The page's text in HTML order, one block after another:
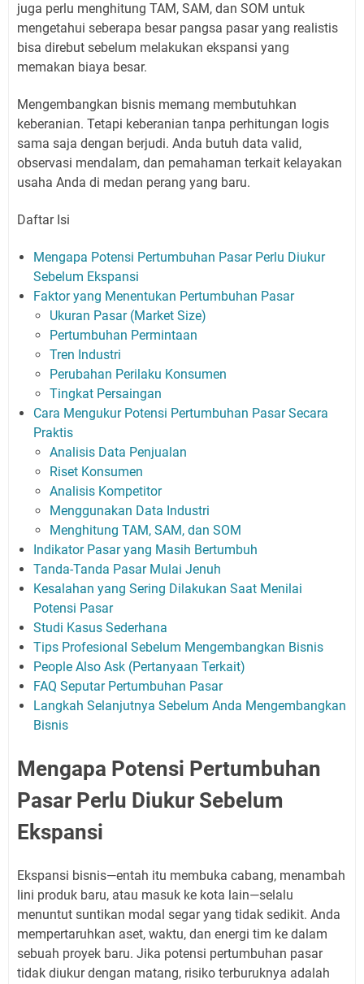
juga perlu menghitung TAM, SAM, dan SOM untuk
mengetahui seberapa besar pangsa pasar yang realistis
bisa direbut sebelum melakukan ekspansi yang
memakan biaya besar.
Mengembangkan bisnis memang membutuhkan
keberanian. Tetapi keberanian tanpa perhitungan logis
sama saja dengan berjudi. Anda butuh data valid,
observasi mendalam, dan pemahaman terkait kelayakan
usaha Anda di medan perang yang baru.
Daftar Isi
Mengapa Potensi Pertumbuhan Pasar Perlu Diukur
Sebelum Ekspansi
Faktor yang Menentukan Pertumbuhan Pasar
Ukuran Pasar (Market Size)
Pertumbuhan Permintaan
Tren Industri
Perubahan Perilaku Konsumen
Tingkat Persaingan
Cara Mengukur Potensi Pertumbuhan Pasar Secara
Praktis
Analisis Data Penjualan
Riset Konsumen
Analisis Kompetitor
Menggunakan Data Industri
Menghitung TAM, SAM, dan SOM
Indikator Pasar yang Masih Bertumbuh
Tanda-Tanda Pasar Mulai Jenuh
Kesalahan yang Sering Dilakukan Saat Menilai
Potensi Pasar
Studi Kasus Sederhana
Tips Profesional Sebelum Mengembangkan Bisnis
People Also Ask (Pertanyaan Terkait)
FAQ Seputar Pertumbuhan Pasar
Langkah Selanjutnya Sebelum Anda Mengembangkan
Bisnis
Mengapa Potensi Pertumbuhan
Pasar Perlu Diukur Sebelum
Ekspansi
Ekspansi bisnis—entah itu membuka cabang, menambah
lini produk baru, atau masuk ke kota lain—selalu
menuntut suntikan modal segar yang tidak sedikit. Anda
mempertaruhkan aset, waktu, dan energi tim ke dalam
sebuah proyek baru. Jika potensi pertumbuhan pasar
tidak diukur dengan matang, risiko terburuknya adalah